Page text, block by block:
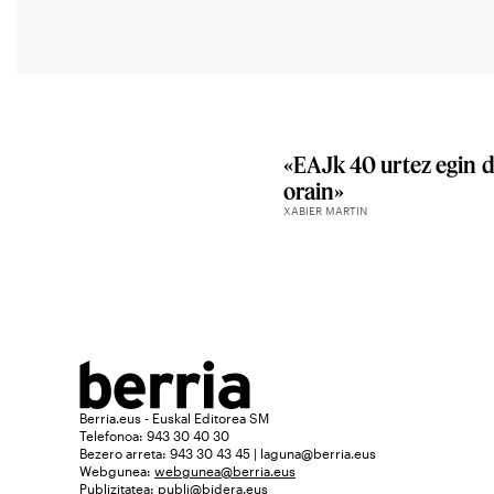
«EAJk 40 urtez egin
orain»
XABIER MARTIN
Berria.eus - Euskal Editorea SM
Telefonoa: 943 30 40 30
Bezero arreta: 943 30 43 45 | laguna@berria.eus
Webgunea: webgunea@berria.eus
Publizitatea: publi@bidera.eus